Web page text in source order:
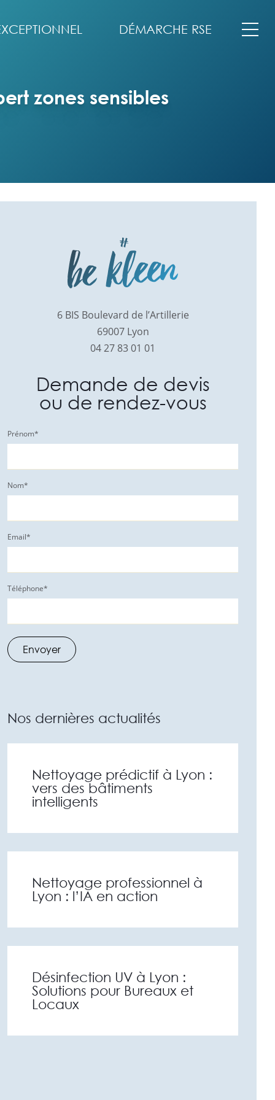
DÉMARCHE RSE
zones sensibles
6 BIS Boulevard de l’Artillerie
69007 Lyon
04 27 83 01 01
Demande de devis
ou de rendez-vous
Prénom*
Nom*
Email*
Téléphone*
Nos dernières actualités
Nettoyage prédictif à Lyon :
vers des bâtiments
intelligents
Nettoyage professionnel à
Lyon : l’IA en action
Désinfection UV à Lyon :
Solutions pour Bureaux et
Locaux